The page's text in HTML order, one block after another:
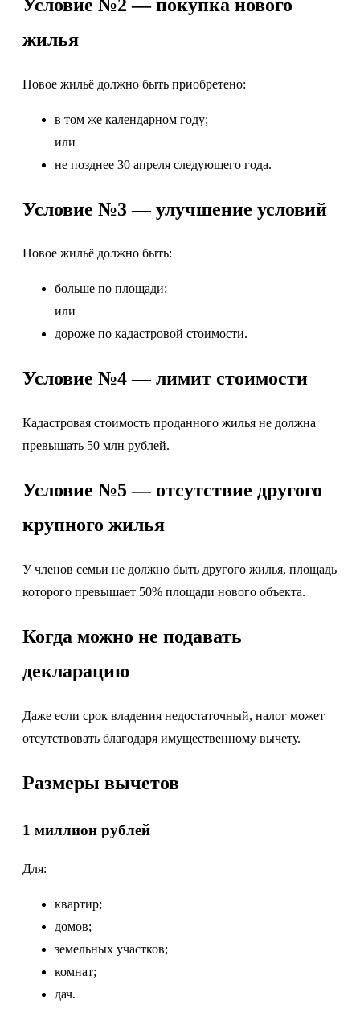
Условие №2 — покупка нового
жилья
Новое жильё должно быть приобретено:
в том же календарном году;
или
не позднее 30 апреля следующего года.
Условие №3 — улучшение условий
Новое жильё должно быть:
больше по площади;
или
дороже по кадастровой стоимости.
Условие №4 — лимит стоимости
Кадастровая стоимость проданного жилья не должна
превышать 50 млн рублей.
Условие №5 — отсутствие другого
крупного жилья
У членов семьи не должно быть другого жилья, площадь
которого превышает 50% площади нового объекта.
Когда можно не подавать
декларацию
Даже если срок владения недостаточный, налог может
отсутствовать благодаря имущественному вычету.
Размеры вычетов
1 миллион рублей
Для:
квартир;
домов;
земельных участков;
комнат;
дач.